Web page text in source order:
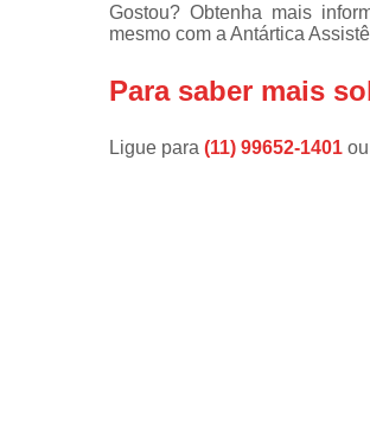
Gostou? Obtenha mais
mesmo com a Antártica
Para saber mais
Ligue para (11) 99652-1401 ou